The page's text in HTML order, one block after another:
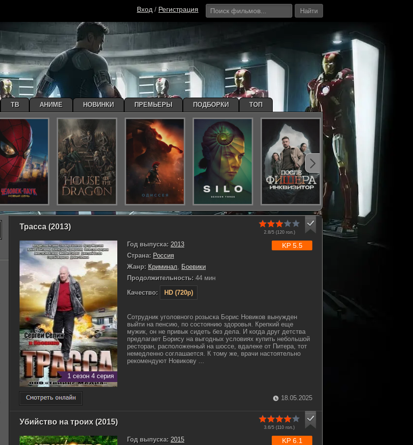
Вход / Регистрация Найти
Трасса (2013)
2.8/5 (120гол.)
1 сезон 4 серия
Год выпуска: 2013
Страна: Россия
Жанр: Криминал, Боевики
Продолжительность: 44 мин
Качество:
HD (720p)
KP 5.5
Сотрудник уголовного розыска Борис Новиков вынужден
выйти на пенсию, по состоянию здоровья. Крепкий еще
мужик, он не привык сидеть без дела. И когда друг детства
предлагает Борису на выгодных условиях купить небольшой
ресторан, расположенный на шоссе, вдалеке от Питера, тот
немедленно соглашается. К тому же, врачи настоятельно
рекомендуют Новикову ...
18.05.2025
Убийство на троих (2015)
3.6/5 (110 гол.)
Год выпуска: 2015
KP 6.1
ТВ АНИМЕ НОВИНКИ ПРЕМЬЕРЫ ПОДБОРКИ ТОП